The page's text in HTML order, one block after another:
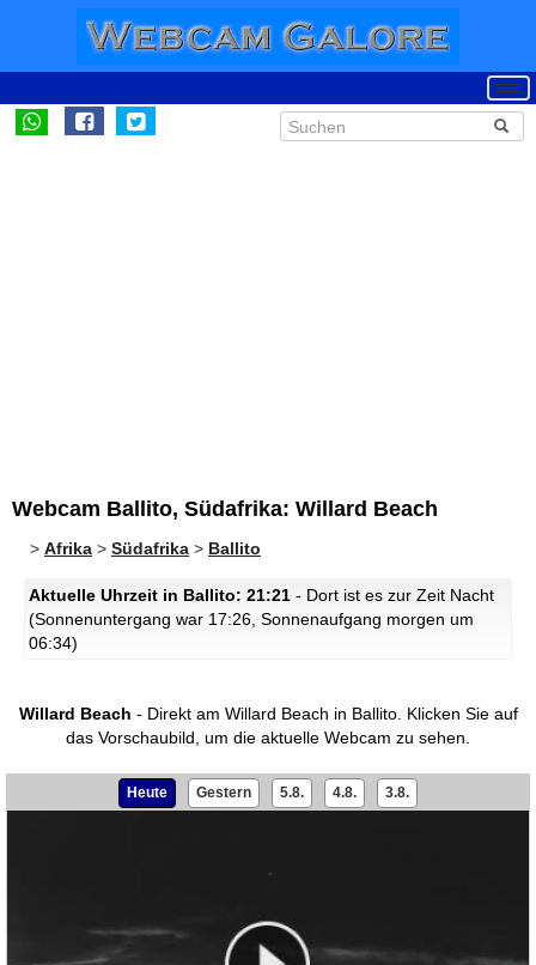
Webcam Ballito, Südafrika: Willard Beach
> Afrika > Südafrika > Ballito
Aktuelle Uhrzeit in Ballito: 21:21 - Dort ist es zur Zeit Nacht
(Sonnenuntergang war 17:26, Sonnenaufgang morgen um
06:34)
Willard Beach - Direkt am Willard Beach in Ballito. Klicken Sie auf
das Vorschaubild, um die aktuelle Webcam zu sehen.
Heute Gestern 5.8. 4.8. 3.8.